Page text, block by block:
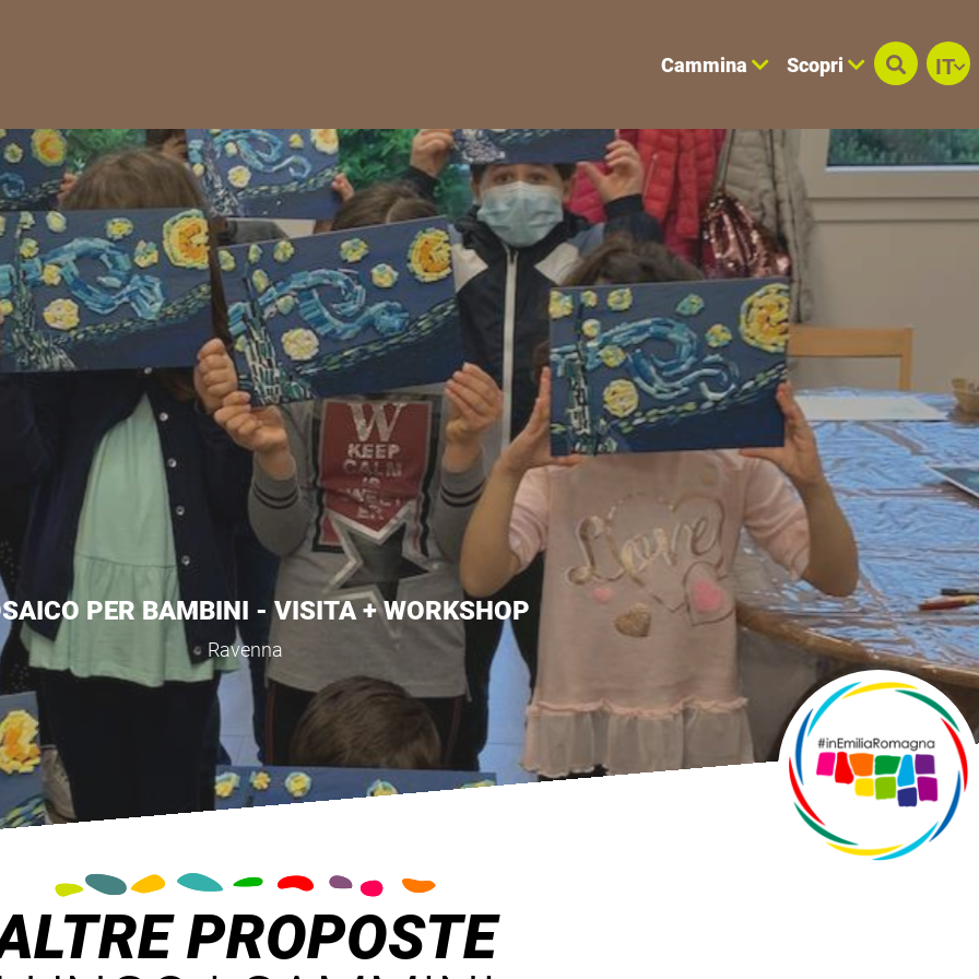
Cammina Scopri IT
IL TUO GIOIELLO - VISITA + LABORATORIO
Ravenna
PROPOSTE